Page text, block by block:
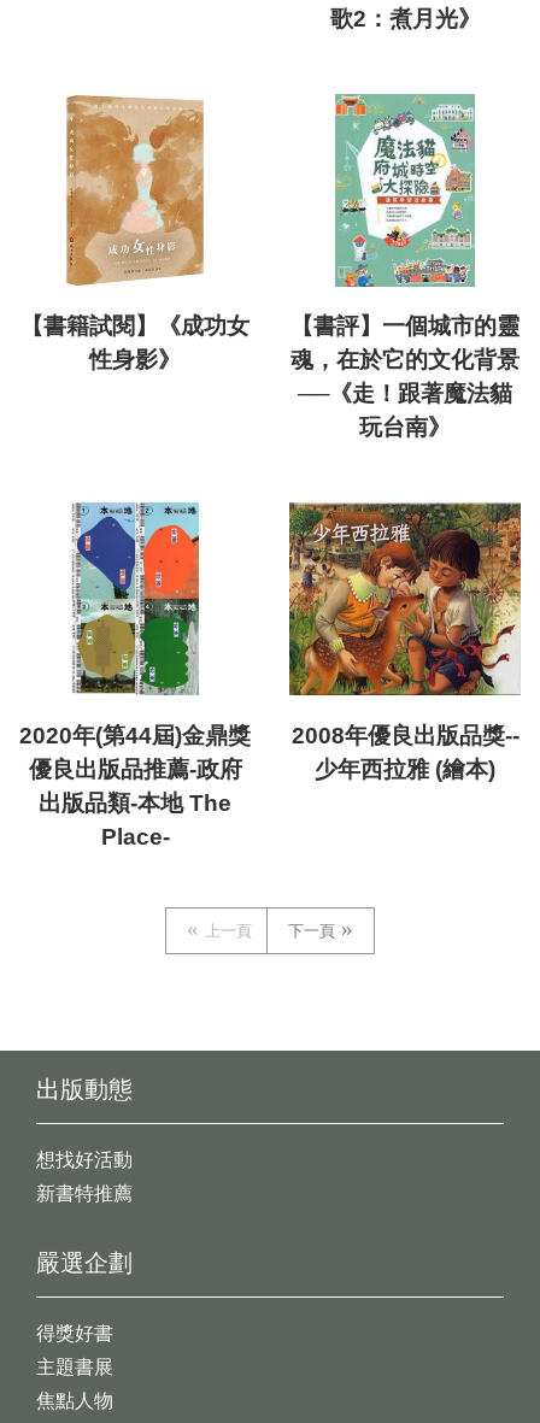
歌2：煮月光》
【書籍試閱】《成功女
性身影》
【書評】一個城市的靈
魂，在於它的文化背景
──《走！跟著魔法貓
玩台南》
2020年(第44屆)金鼎獎
優良出版品推薦-政府
出版品類-本地 The
Place-
2008年優良出版品獎--
少年西拉雅 (繪本)
上一頁 下一頁
出版動態
想找好活動
新書特推薦
嚴選企劃
得獎好書
主題書展
焦點人物